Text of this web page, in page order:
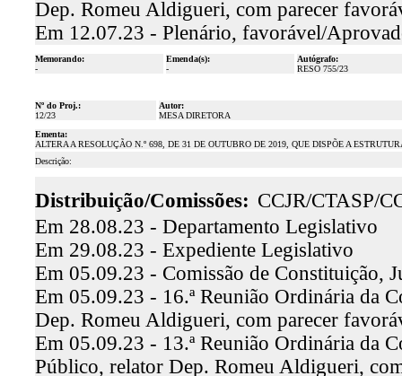
Dep. Romeu Aldigueri, com parecer
Em 12.07.23 - Plenário, favorável/
Memorando:
-
Emenda(s):
-
Autógrafo:
RESO 755/23
Nº do Proj.:
12/23
Autor:
MESA DIRETORA
Ementa:
ALTERA A RESOLUÇÃO N.º 698, DE 31 DE OUTUBRO DE 2019, QUE DISPÕE A
Descrição:
Distribuição/Comissões: CCJR/CTASP/
Em 28.08.23 - Departamento Legislativo
Em 29.08.23 - Expediente Legislativo
Em 05.09.23 - Comissão de Constituição,
Em 05.09.23 - 16.ª Reunião Ordinária da
Dep. Romeu Aldigueri, com parecer
Em 05.09.23 - 13.ª Reunião Ordinária da
Público, relator Dep. Romeu Aldigueri,